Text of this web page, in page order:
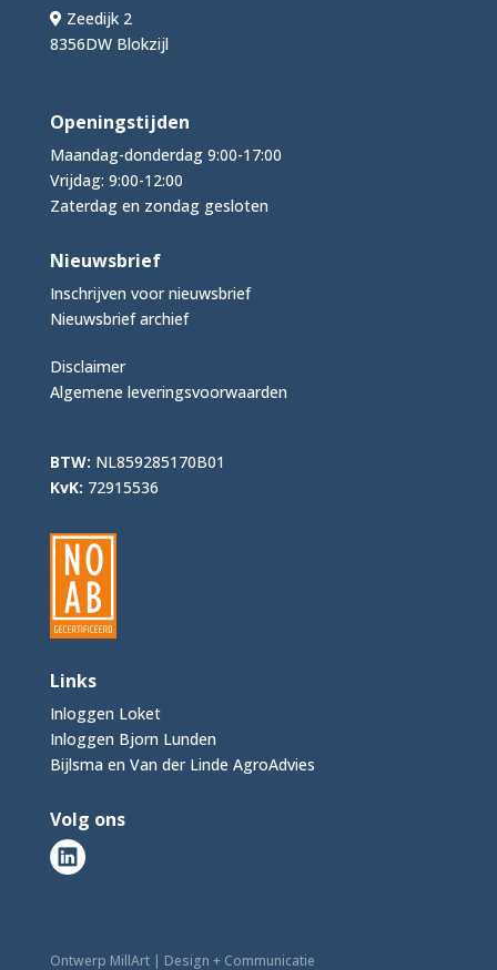
Zeedijk 2
8356DW Blokzijl
Openingstijden
Maandag-donderdag 9:00-17:00
Vrijdag: 9:00-12:00
Zaterdag en zondag gesloten
Nieuwsbrief
Inschrijven voor nieuwsbrief
Nieuwsbrief archief
Disclaimer
Algemene leveringsvoorwaarden
BTW: NL859285170B01
KvK: 72915536
Links
Inloggen Loket
Inloggen Bjorn Lunden
Bijlsma en Van der Linde AgroAdvies
Volg ons
Ontwerp MillArt | Design + Communicatie